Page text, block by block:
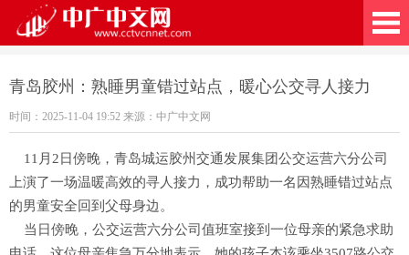
青岛胶州：熟睡男童错过站点，暖心公交寻人接力
时间：2025-11-04 19:52 来源：中广中文网
11月2日傍晚，青岛城运胶州交通发展集团公交运营六分公司
上演了一场温暖高效的寻人接力，成功帮助一名因熟睡错过站点
的男童安全回到父母身边。
当日傍晚，公交运营六分公司值班室接到一位母亲的紧急求助